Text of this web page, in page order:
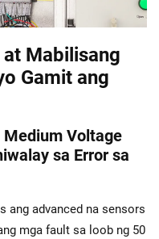
Mabilisang
Gamit ang
Voltage
sa Error sa
ang advanced na sensors
mga fault sa loob ng 50